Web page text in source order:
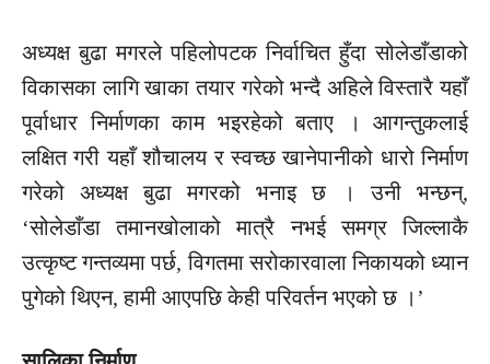
अध्यक्ष बुढा मगरले पहिलोपटक निर्वाचित हुँदा सोलेडाँडाको
विकासका लागि खाका तयार गरेको भन्दै अहिले विस्तारै यहाँ
पूर्वाधार निर्माणका काम भइरहेको बताए । आगन्तुकलाई
लक्षित गरी यहाँ शौचालय र स्वच्छ खानेपानीको धारो निर्माण
गरेको अध्यक्ष बुढा मगरको भनाइ छ । उनी भन्छन्,
‘सोलेडाँडा तमानखोलाको मात्रै नभई समग्र जिल्लाकै
उत्कृष्ट गन्तव्यमा पर्छ, विगतमा सरोकारवाला निकायको ध्यान
पुगेको थिएन, हामी आएपछि केही परिवर्तन भएको छ ।’